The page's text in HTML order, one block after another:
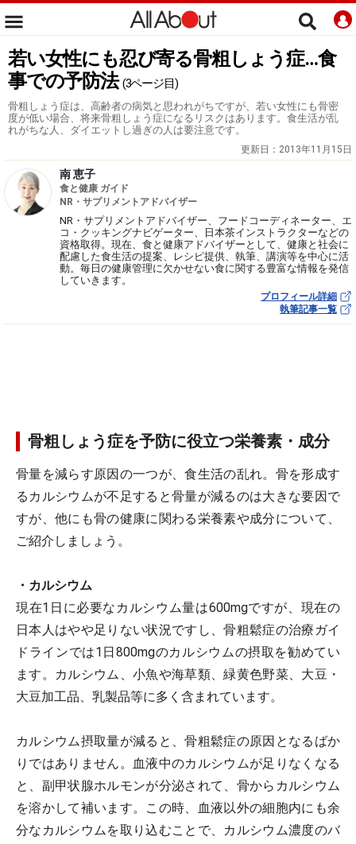
若い女性にも忍び寄る骨粗しょう症…食
事での予防法 (3ページ目)
骨粗しょう症は、高齢者の病気と思われがちですが、若い女性にも骨密
度が低い場合、将来骨粗しょう症になるリスクはあります。食生活が乱
れがちな人、ダイエットし過ぎの人は要注意です。
更新日： 2013年11月15日
南 恵子
食と健康 ガイド
NR・サプリメントアドバイザー
NR・サプリメントアドバイザー、フードコーディネーター、エ
コ・クッキングナビゲーター、日本茶インストラクターなどの
資格取得。現在、食と健康アドバイザーとして、健康と社会に
配慮した食生活の提案、レシピ提供、執筆、講演等を中心に活
動。毎日の健康管理に欠かせない食に関する豊富な情報を発信
していきます。
プロフィール詳細
執筆記事一覧
骨粗しょう症を予防に役立つ栄養素・成分
骨量を減らす原因の一つが、食生活の乱れ。骨を形成す
るカルシウムが不足すると骨量が減るのは大きな要因で
すが、他にも骨の健康に関わる栄養素や成分について、
ご紹介しましょう。
・カルシウム
現在1日に必要なカルシウム量は600mgですが、現在の
日本人はやや足りない状況ですし、骨粗鬆症の治療ガイ
ドラインでは1日800mgのカルシウムの摂取を勧めてい
ます。カルシウム、小魚や海草類、緑黄色野菜、大豆・
大豆加工品、乳製品等に多く含まれています。
カルシウム摂取量が減ると、骨粗鬆症の原因となるばか
りではありません。血液中のカルシウムが足りなくなる
と、副甲状腺ホルモンが分泌されて、骨からカルシウム
を溶かして補います。この時、血液以外の細胞内にも余
分なカルシウムを取り込むことで、カルシウム濃度のバ